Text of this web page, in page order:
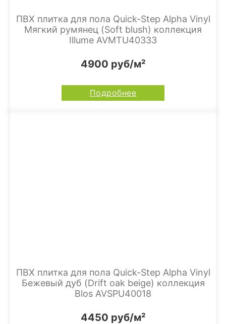
ПВХ плитка для пола Quick-Step Alpha Vinyl
Мягкий румянец (Soft blush) коллекция
Illume AVMTU40333
4900 руб/м²
Подробнее
ПВХ плитка для пола Quick-Step Alpha Vinyl
Бежевый дуб (Drift oak beige) коллекция
Blos AVSPU40018
4450 руб/м²